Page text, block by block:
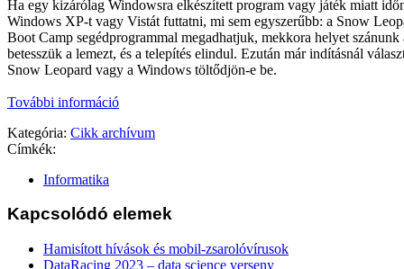
Ha egy kizárólag Windowsra elkészített program vagy játék miatt
Windows XP-t vagy Vistát futtatni, mi sem egyszerűbb: a Snow
Boot Camp segédprogrammal megadhatjuk, mekkora helyet
betesszük a lemezt, és a telepítés elindul. Ezután már indításnál
Snow Leopard vagy a Windows töltődjön-e be.
További információ
Kategória: Cikk archívum
Címkék:
Informatika
Kapcsolódó elemek
Hamisított hívások és mobil-zsarolóvírusok
DataRacing 2023 – data science verseny